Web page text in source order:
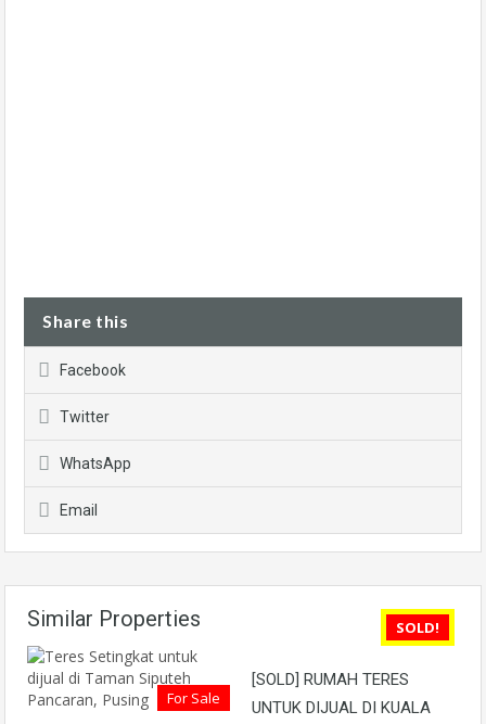
Share this
Facebook
Twitter
WhatsApp
Email
Similar Properties
For Sale
SOLD!
[SOLD] RUMAH TERES
UNTUK DIJUAL DI KUALA